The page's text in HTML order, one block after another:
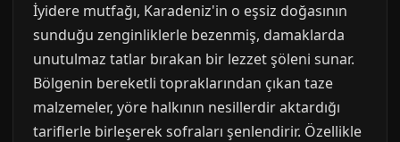
İyidere mutfağı, Karadeniz'in o eşsiz doğasının
sunduğu zenginliklerle bezenmiş, damaklarda
unutulmaz tatlar bırakan bir lezzet şöleni sunar.
Bölgenin bereketli topraklarından çıkan taze
malzemeler, yöre halkının nesillerdir aktardığı
tariflerle birleşerek sofraları şenlendirir. Özellikle